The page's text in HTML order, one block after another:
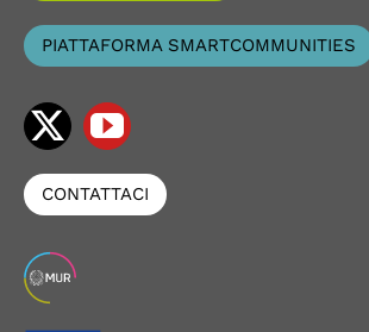
PIATTAFORMA SMARTCOMMUNITIES
CONTATTACI